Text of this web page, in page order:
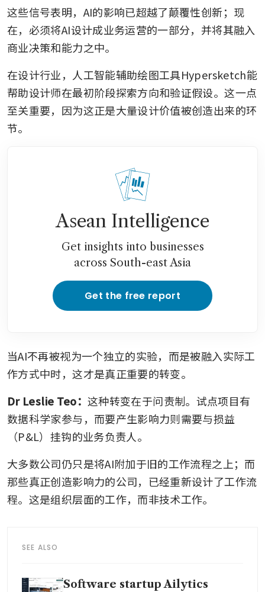
这些信号表明，AI的影响已超越了颠覆性创新；现
在，必须将AI设计成业务运营的一部分，并将其融入
商业决策和能力之中。
在设计行业，人工智能辅助绘图工具Hypersketch能
帮助设计师在最初阶段探索方向和验证假设。这一点
至关重要，因为这正是大量设计价值被创造出来的环
节。
Asean Intelligence
Get insights into businesses
across South-east Asia
Get the free report
当AI不再被视为一个独立的实验，而是被融入实际工
作方式中时，这才是真正重要的转变。
Dr Leslie Teo：这种转变在于问责制。试点项目有
数据科学家参与，而要产生影响力则需要与损益
（P&L）挂钩的业务负责人。
大多数公司仍只是将AI附加于旧的工作流程之上；而
那些真正创造影响力的公司，已经重新设计了工作流
程。这是组织层面的工作，而非技术工作。
SEE ALSO
Software startup Ailytics